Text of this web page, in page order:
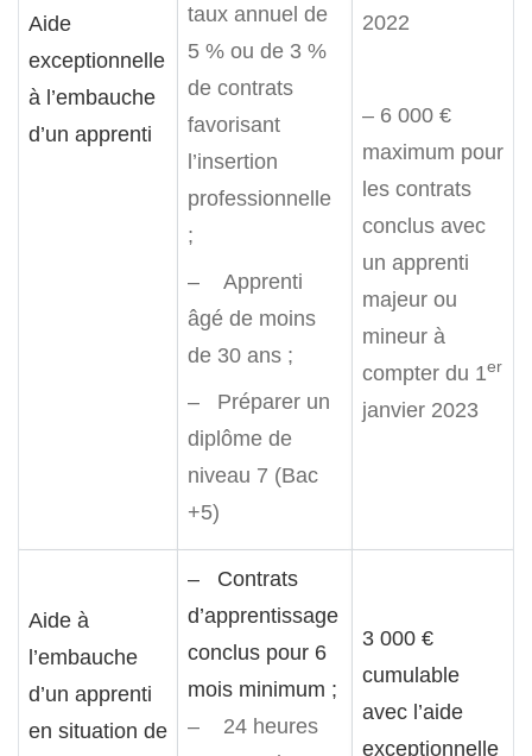
Aide
exceptionnelle
à l’embauche
d’un apprenti
taux annuel de
5 % ou de 3 %
de contrats
favorisant
l’insertion
professionnelle
;
– Apprenti
âgé de moins
de 30 ans ;
– Préparer un
diplôme de
niveau 7 (Bac
+5)
2022
– 6 000 €
maximum pour
les contrats
conclus avec
un apprenti
majeur ou
mineur à
compter du 1er
janvier 2023
Aide à
l’embauche
d’un apprenti
en situation de
– Contrats
d’apprentissage
conclus pour 6
mois minimum ;
– 24 heures
3 000 €
cumulable
avec l’aide
exceptionnelle